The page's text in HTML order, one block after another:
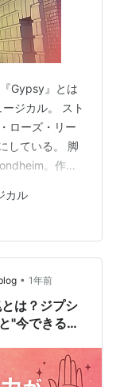
Gypsy』とは
ジカル。 スト
ローズ・リー
している。 脚
。作曲
C.
ローズは父の
立て上げよう
カル
• 1年前
は？ジプシ
"今できるこ